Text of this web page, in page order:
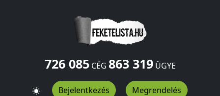
726 085CÉG 863 319ÜGYE
Bejelentkezés Megrendelés